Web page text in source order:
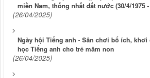
miền Nam, thống nhất đất nước (30/4/1975 -
(26/04/2025)
Ngày hội Tiếng anh - Sân chơi bổ ích, khơi
học Tiếng anh cho trẻ mầm non
(26/04/2025)